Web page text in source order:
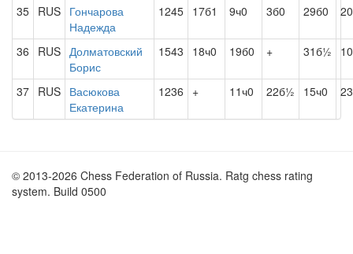
35 RUS Гончарова
Надежда
1245 17б1 9ч0 3б0 29б0
36 RUS Долматовский
Борис
1543 18ч0 19б0 + 31б½
37 RUS Васюкова
Екатерина
1236 + 11ч0 22б½ 15ч0
© 2013-2026 Chess Federation of Russia. Ratg chess rating
system. Build 0500